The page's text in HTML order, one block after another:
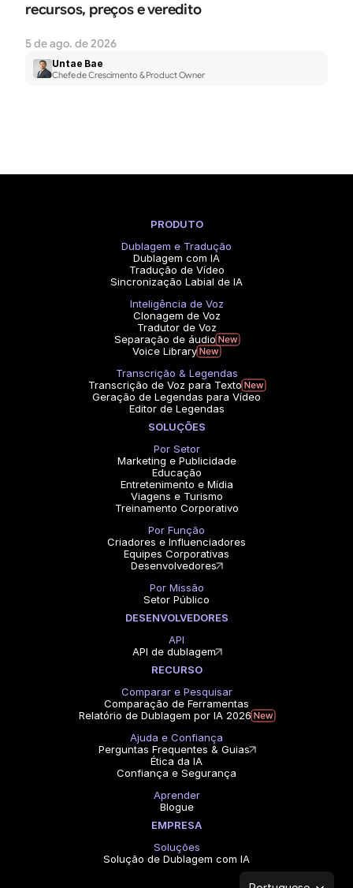
recursos, preços e veredito
5 de ago. de 2026
Untae Bae
Chefe de Crescimento & Product Owner
PRODUTO
Dublagem e Tradução
Dublagem com IA
Tradução de Vídeo
Sincronização Labial de IA
Inteligência de Voz
Clonagem de Voz
Tradutor de Voz
Separação de áudio
Voice Library
Transcrição & Legendas
Transcrição de Voz para Texto
Geração de Legendas para Vídeo
Editor de Legendas
SOLUÇÕES
Por Setor
Marketing e Publicidade
Educação
Entretenimento e Mídia
Viagens e Turismo
Treinamento Corporativo
Por Função
Criadores e Influenciadores
Equipes Corporativas
Desenvolvedores
Por Missão
Setor Público
DESENVOLVEDORES
API
API de dublagem
RECURSO
Comparar e Pesquisar
Comparação de Ferramentas
Relatório de Dublagem por IA 2026
Ajuda e Confiança
Perguntas Frequentes & Guias
Ética da IA
Confiança e Segurança
Aprender
Blogue
EMPRESA
Soluções
Solução de Dublagem com IA
Select Language